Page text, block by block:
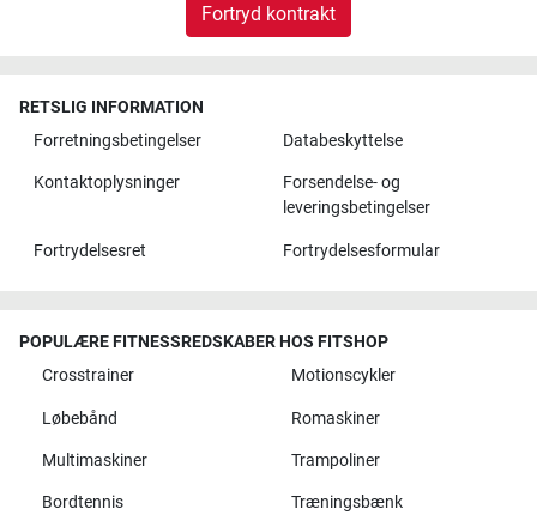
Fortryd kontrakt
RETSLIG INFORMATION
Forretningsbetingelser
Databeskyttelse
Kontaktoplysninger
Forsendelse- og
leveringsbetingelser
Fortrydelsesret Fortrydelsesformular
POPULÆRE FITNESSREDSKABER HOS FITSHOP
Crosstrainer
Motionscykler
Løbebånd Romaskiner
Multimaskiner Trampoliner
Bordtennis Træningsbænk